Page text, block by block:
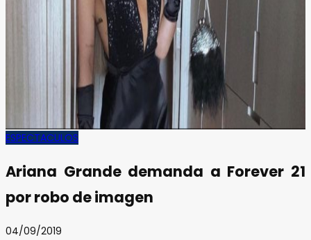
ESPECTACULOS
Ariana Grande demanda a Forever 21
por robo de imagen
04/09/2019